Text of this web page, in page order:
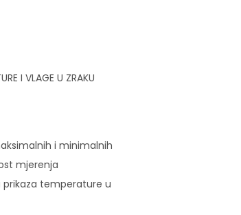
I VLAGE U ZRAKU
i minimalnih
mjerenja
prikaza temperature u